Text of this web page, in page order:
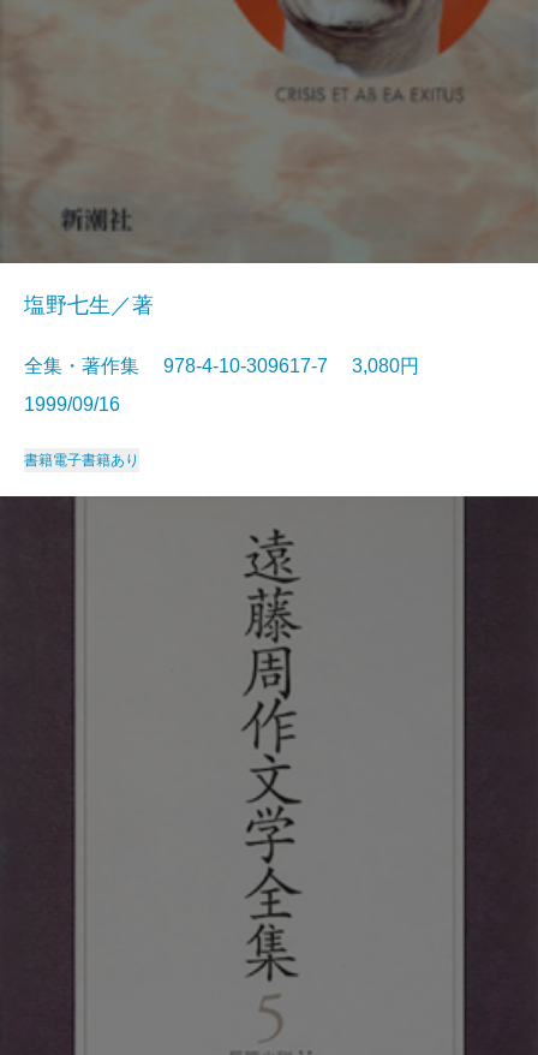
塩野七生／著
全集・著作集 978-4-10-309617-7 3,080円
1999/09/16
書籍電子書籍あり